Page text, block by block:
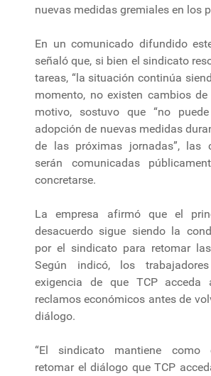
nuevas medidas gremiales en los
En un comunicado difundido
señaló que, si bien el sindicato
tareas, “la situación continúa
momento, no existen cambios de
motivo, sostuvo que “no
adopción de nuevas medidas
de las próximas jornadas”, las
serán comunicadas
concretarse.
La empresa afirmó que el
desacuerdo sigue siendo la
por el sindicato para retomar
Según indicó, los
exigencia de que TCP acceda
reclamos económicos antes de
diálogo.
“El sindicato mantiene como
retomar el diálogo que TCP